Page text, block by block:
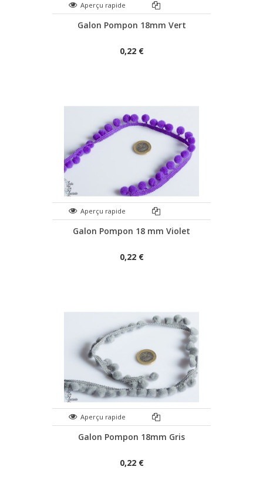
Aperçu rapide
Galon Pompon 18mm Vert
0,22 €
Aperçu rapide
Galon Pompon 18 mm Violet
0,22 €
Aperçu rapide
Galon Pompon 18mm Gris
0,22 €